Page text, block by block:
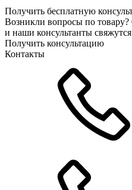
Получить бесплатную
Возникли вопросы по товару?
и наши консультанты
Получить консультацию
Контакты